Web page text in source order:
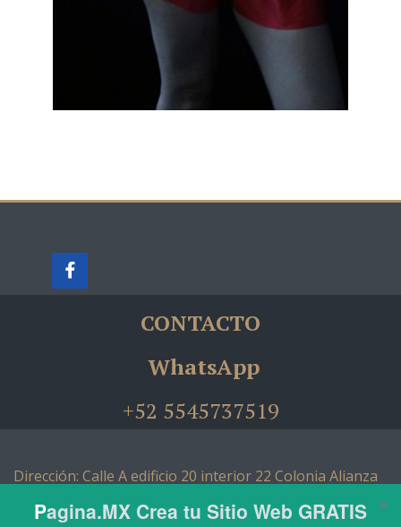
CONTACTO
WhatsApp
+52 5545737519
Dirección: Calle A edificio 20 interior 22 Colonia Alianza
México C. P. 04800 ­­­­